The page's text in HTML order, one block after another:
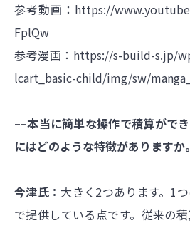
参考動画： https://
FplQw
参考漫画： https://s-build-s.jp/
lcart_basic-child/img/sw/
––本当に簡単な操作で積算がで
にはどのような特徴がありますか。
今津氏： 大きく2つあります。1
で提供している点です。従来の